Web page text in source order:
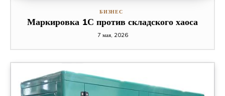
БИЗНЕС
Маркировка 1С против складского хаоса
7 мая, 2026